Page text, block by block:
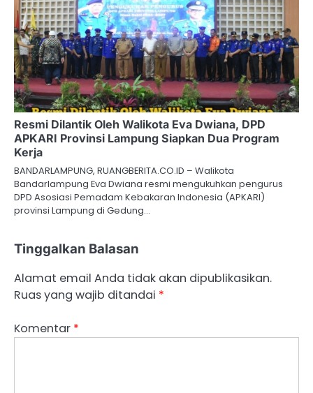
Resmi Dilantik Oleh Walikota Eva Dwiana, DPD
APKARI Provinsi Lampung Siapkan Dua Program
Kerja
BANDARLAMPUNG, RUANGBERITA.CO.ID – Walikota
Bandarlampung Eva Dwiana resmi mengukuhkan pengurus
DPD Asosiasi Pemadam Kebakaran Indonesia (APKARI)
provinsi Lampung di Gedung…
Tinggalkan Balasan
Alamat email Anda tidak akan dipublikasikan.
Ruas yang wajib ditandai *
Komentar *